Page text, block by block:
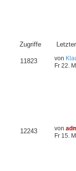
Zugriffe
11823 von
Fr 22.
12243 von
Fr 15.